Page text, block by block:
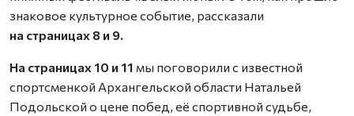
знаковое культурное событие, рассказали
на страницах 8 и 9.
На страницах 10 и 11 мы поговорили с известной
спортсменкой Архангельской области Натальей
Подольской о цене побед, её спортивной судьбе,